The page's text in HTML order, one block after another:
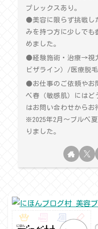
プレックスあり。
●美容に限らず挑戦し
みを持つ方に少しでも
めました。
●経験施術・治療→視
ビザライン）/医療脱
●お仕事のご依頼やお
ベ春（敏感肌）にはど
はお問い合わせからお
※2025年2月〜ブルベ
りました。